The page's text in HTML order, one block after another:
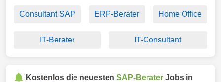
Consultant SAP ERP-Berater Home Office
IT-Berater IT-Consultant
Kostenlos die neuesten SAP-Berater Jobs in